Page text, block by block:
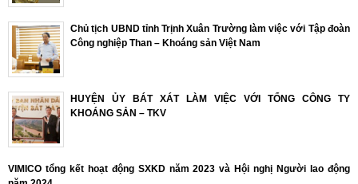
Chủ tịch UBND tỉnh Trịnh Xuân Trường làm việc với Tập đoàn
Công nghiệp Than – Khoáng sản Việt Nam
HUYỆN ỦY BÁT XÁT LÀM VIỆC VỚI TỔNG CÔNG TY
KHOÁNG SẢN – TKV
VIMICO tổng kết hoạt động SXKD năm 2023 và Hội nghị Người lao động